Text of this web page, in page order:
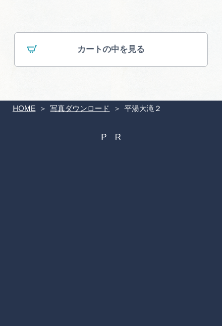
HOME 写真ダウンロード 平湯大滝２
カートの中を見る